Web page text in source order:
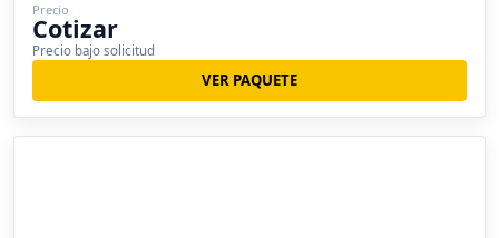
Precio
Cotizar
Precio bajo solicitud
VER PAQUETE